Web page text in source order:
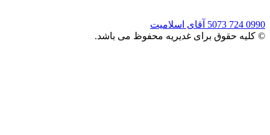
0990 724 5073
آقای اسلامیت
© کلیه حقوق برای غدیریه محفوظ می باشد.